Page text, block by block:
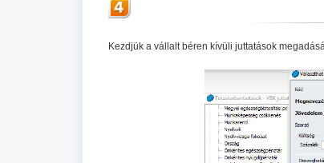
Kezdjük a vállalt béren kívüli juttatások